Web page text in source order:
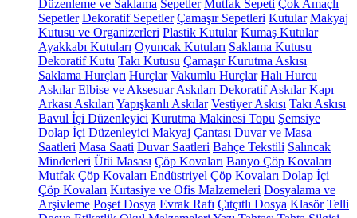
Düzenleme ve Saklama Sepetler Mutfak Sepeti Çok Amaçlı
Sepetler Dekoratif Sepetler Çamaşır Sepetleri Kutular Makyaj
Kutusu ve Organizerleri Plastik Kutular Kumaş Kutular
Ayakkabı Kutuları Oyuncak Kutuları Saklama Kutusu
Dekoratif Kutu Takı Kutusu Çamaşır Kurutma Askısı
Saklama Hurçları Hurçlar Vakumlu Hurçlar Halı Hurcu
Askılar Elbise ve Aksesuar Askıları Dekoratif Askılar Kapı
Arkası Askıları Yapışkanlı Askılar Vestiyer Askısı Takı Askısı
Bavul İçi Düzenleyici Kurutma Makinesi Topu Şemsiye
Dolap İçi Düzenleyici Makyaj Çantası Duvar ve Masa
Saatleri Masa Saati Duvar Saatleri Bahçe Tekstili Salıncak
Minderleri Ütü Masası Çöp Kovaları Banyo Çöp Kovaları
Mutfak Çöp Kovaları Endüstriyel Çöp Kovaları Dolap İçi
Çöp Kovaları Kırtasiye ve Ofis Malzemeleri Dosyalama ve
Arşivleme Poşet Dosya Evrak Rafı Çıtçıtlı Dosya Klasör Telli